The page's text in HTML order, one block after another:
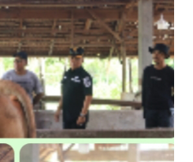
Polda Riau.
Mati Disaat Listrik Diberlakukan
Mesin 600 kW Diharapkan Jadi